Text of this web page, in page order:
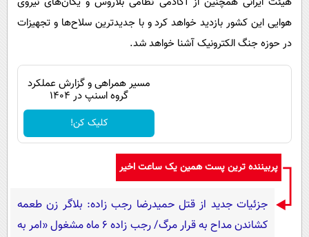
هوایی این کشور بازدید خواهد کرد و با جدیدترین سلاح‌ها و تجهیزات
در حوزه جنگ الکترونیک آشنا خواهد شد.
مسیر همراهی و گزارش عملکرد
گروه اسنپ در ۱۴۰۴
کلیک کن!
پربیننده ترین پست همین یک ساعت اخیر
جزئیات جدید از قتل حمیدرضا رجب زاده: بلاگر زن طعمه
کشاندن مداح به قرار مرگ/ رجب زاده 6 ماه مشغول «امر به